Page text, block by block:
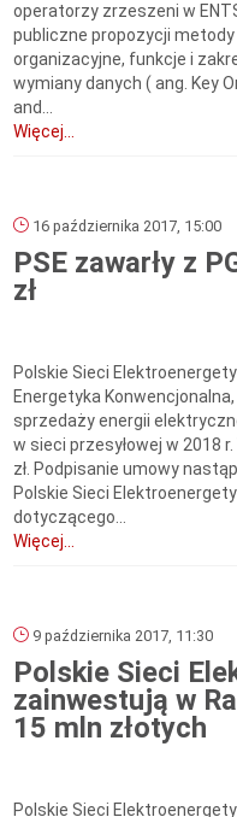
operatorzy zrzeszeni w
publiczne propozycji
organizacyjne, funkcje i
wymiany danych ( ang. Key
and...
Więcej...
16 października 2017, 15:00
PSE zawarły z
zł
Polskie Sieci
Energetyka Konwencjonalna,
sprzedaży energii
w sieci przesyłowej w 2018
zł. Podpisanie umowy
Polskie Sieci
dotyczącego...
Więcej...
9 października 2017, 11:30
Polskie Sieci
zainwestują w
15 mln złotych
Polskie Sieci